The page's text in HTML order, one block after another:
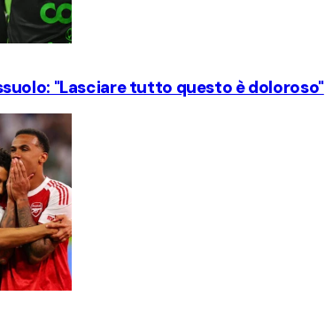
"Lasciare tutto questo è doloroso"